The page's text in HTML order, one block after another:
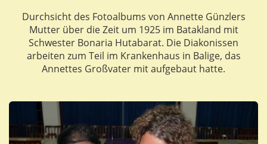
Durchsicht des Fotoalbums von Annette Günzlers
Mutter über die Zeit um 1925 im Batakland mit
Schwester Bonaria Hutabarat. Die Diakonissen
arbeiten zum Teil im Krankenhaus in Balige, das
Annettes Großvater mit aufgebaut hatte.